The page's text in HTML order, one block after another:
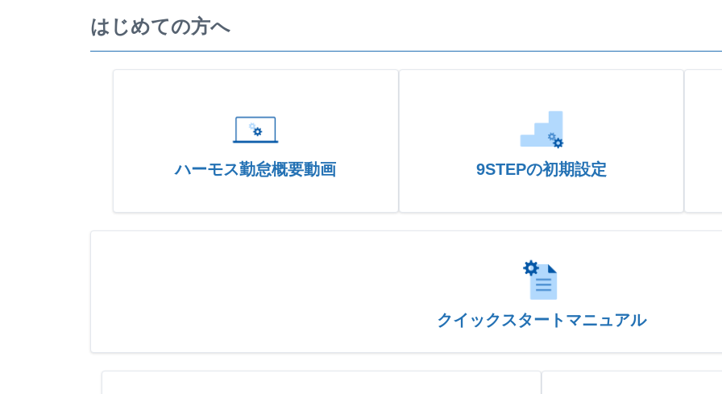
はじめての方へ
ハーモス勤怠概要動画 9STEPの初期設定
クイックスタートマニュアル